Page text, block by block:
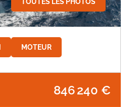
MOTEUR
846 240 €